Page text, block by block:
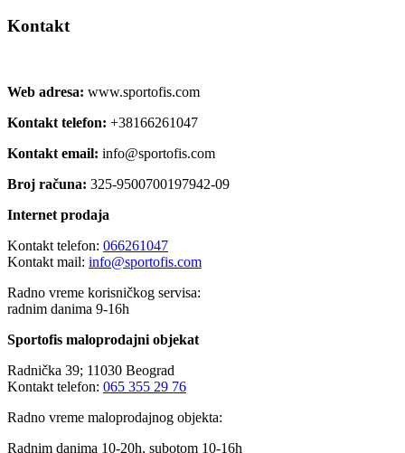
Kontakt
Web adresa: www.sportofis.com
Kontakt telefon: +38166261047
Kontakt email: info@sportofis.com
Broj računa: 325-9500700197942-09
Internet prodaja
Kontakt telefon: 066261047
Kontakt mail: info@sportofis.com
Radno vreme korisničkog servisa:
radnim danima 9-16h
Sportofis maloprodajni objekat
Radnička 39; 11030 Beograd
Kontakt telefon: 065 355 29 76
Radno vreme maloprodajnog objekta:
Radnim danima 10-20h, subotom 10-16h